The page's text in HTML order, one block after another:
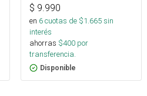
$ 9.990
en 6cuotas de $1.665sin
interés
ahorras $400 por
transferencia.
Disponible